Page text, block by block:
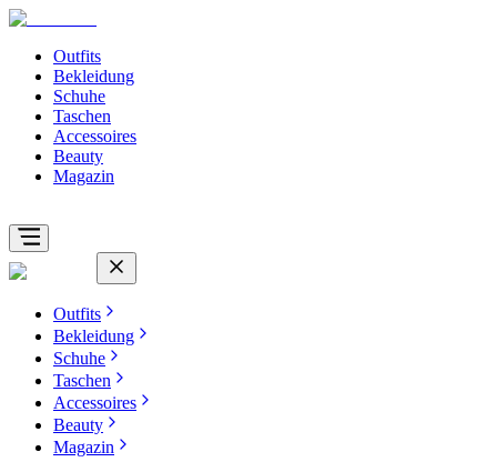
Outfits
Bekleidung
Schuhe
Taschen
Accessoires
Beauty
Magazin
Outfits
Bekleidung
Schuhe
Taschen
Accessoires
Beauty
Magazin